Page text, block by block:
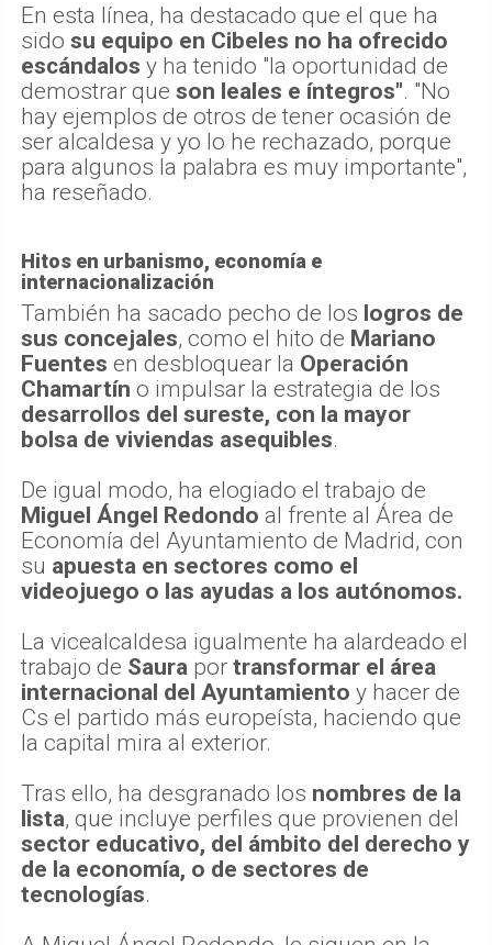
En esta línea, ha destacado que el que ha
sido su equipo en Cibeles no ha ofrecido
escándalos y ha tenido "la oportunidad de
demostrar que son leales e íntegros". "No
hay ejemplos de otros de tener ocasión de
ser alcaldesa y yo lo he rechazado, porque
para algunos la palabra es muy importante",
ha reseñado.
Hitos en urbanismo, economía e
internacionalización
También ha sacado pecho de los logros de
sus concejales, como el hito de Mariano
Fuentes en desbloquear la Operación
Chamartín o impulsar la estrategia de los
desarrollos del sureste, con la mayor
bolsa de viviendas asequibles.
De igual modo, ha elogiado el trabajo de
Miguel Ángel Redondo al frente al Área de
Economía del Ayuntamiento de Madrid, con
su apuesta en sectores como el
videojuego o las ayudas a los autónomos.
La vicealcaldesa igualmente ha alardeado el
trabajo de Saura por transformar el área
internacional del Ayuntamiento y hacer de
Cs el partido más europeísta, haciendo que
la capital mira al exterior.
Tras ello, ha desgranado los nombres de la
lista, que incluye perfiles que provienen del
sector educativo, del ámbito del derecho y
de la economía, o de sectores de
tecnologías.